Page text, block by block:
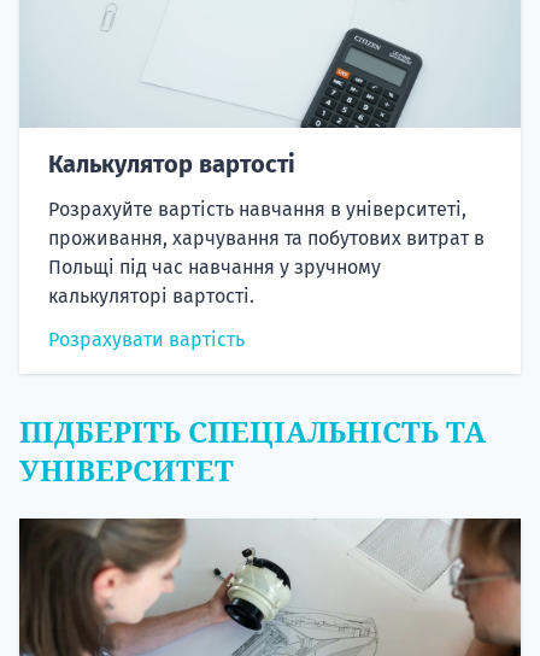
Калькулятор вартості
Розрахуйте вартість навчання в університеті,
проживання, харчування та побутових витрат в
Польщі під час навчання у зручному
калькуляторі вартості.
Розрахувати вартість
ПІДБЕРІТЬ СПЕЦІАЛЬНІСТЬ ТА
УНІВЕРСИТЕТ